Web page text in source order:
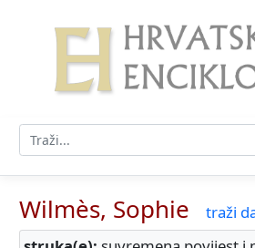
Wilmès, Sophie
traži